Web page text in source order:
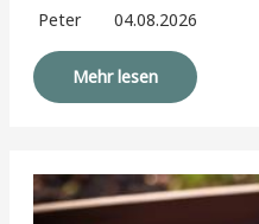
Peter 04.08.2026
Mehr lesen